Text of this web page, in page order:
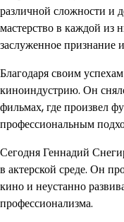
различной сложности и
мастерство в каждой из
заслуженное признание
Благодаря своим
киноиндустрию. Он
фильмах, где произвел
профессиональным
Сегодня Геннадий
в актерской среде. Он
кино и неустанно
профессионализма.